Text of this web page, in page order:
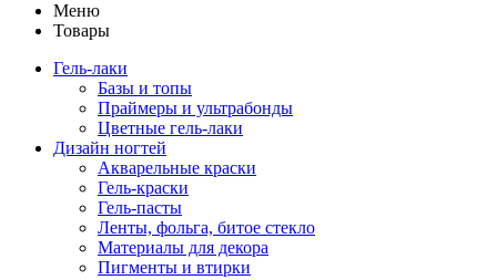
Меню
Товары
Гель-лаки
Базы и топы
Праймеры и ультрабонды
Цветные гель-лаки
Дизайн ногтей
Акварельные краски
Гель-краски
Гель-пасты
Ленты, фольга, битое стекло
Материалы для декора
Пигменты и втирки